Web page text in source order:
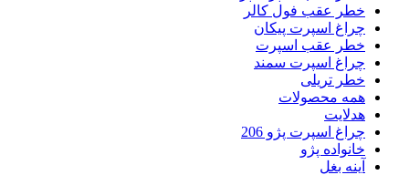
خطر عقب فول کالر
چراغ اسپرت پیکان
خطر عقب اسپرت
چراغ اسپرت سمند
خطر تریلی
همه محصولات
هدلایت
چراغ اسپرت پژو 206
خانواده پژو
آینه بغل